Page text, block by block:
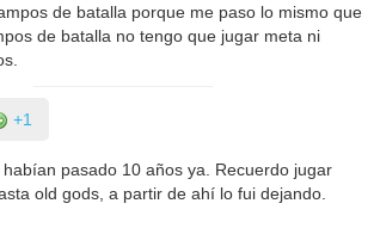
de batalla porque me paso lo mismo que
de batalla no tengo que jugar meta ni
+1
pasado 10 años ya. Recuerdo jugar
old gods, a partir de ahí lo fui dejando.